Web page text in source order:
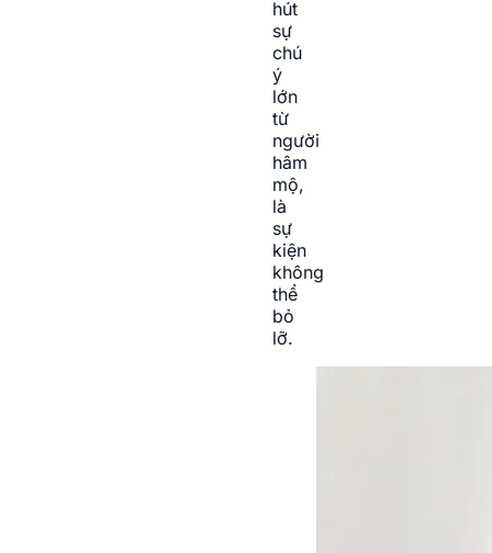
hút
sự
chú
ý
lớn
từ
người
hâm
mộ,
là
sự
kiện
không
thể
bỏ
lỡ.